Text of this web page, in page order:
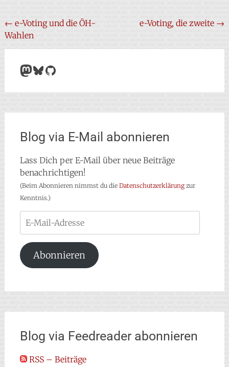
Beitragsnavigation
← e-Voting und die ÖH-
Wahlen
e-Voting, die zweite →
Mastodon
Bluesky
GitHub
Blog via E-Mail abonnieren
Lass Dich per E-Mail über neue Beiträge
benachrichtigen!
(Beim Abonnieren nimmst du die Datenschutzerklärungzur
Kenntnis.)
Mail-
Adresse
Abonnieren
Blog via Feedreader abonnieren
RSS – Beiträge